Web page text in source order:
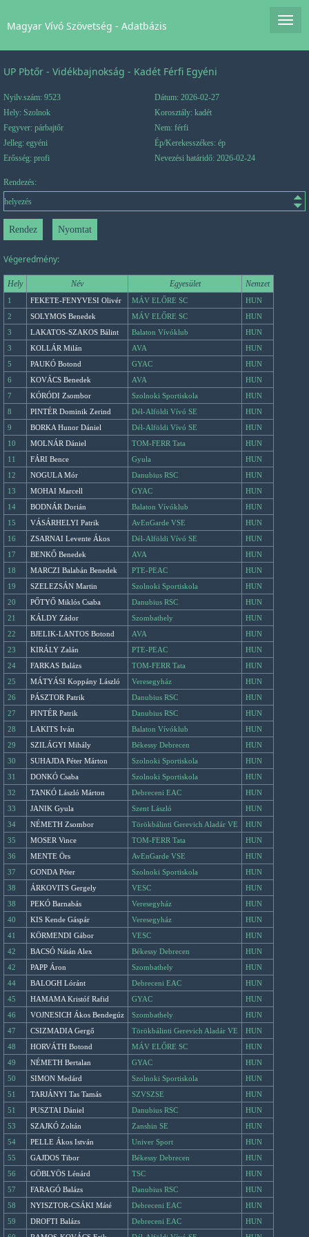
Magyar Vívó Szövetség - Adatbázis
UP Pbtőr - Vidékbajnokság - Kadét Férfi Egyéni
Nyilv.szám: 9523
Dátum: 2026-02-27
Hely: Szolnok
Korosztály: kadét
Fegyver: párbajtőr
Nem: férfi
Jelleg: egyéni
Ép/Kerekesszékes: ép
Erősség: profi
Nevezési határidő: 2026-02-24
Rendezés:
Végeredmény:
Hely Név Egyesület Nemzet
1 FEKETE-FENYVESI Olivér MÁV ELŐRE SC
HUN
2
SOLYMOS Benedek MÁV ELŐRE SC
HUN
3
LAKATOS-SZAKOS Bálint Balaton Vívóklub
HUN
3
KOLLÁR Milán AVA
HUN
5
PAUKÓ Botond GYAC
HUN
6
KOVÁCS Benedek AVA
HUN
7
KÓRÓDI Zsombor Szolnoki Sportiskola
HUN
8
PINTÉR Dominik Zerind Dél-Alföldi Vívó SE
HUN
9
BORKA Hunor Dániel Dél-Alföldi Vívó SE
HUN
10
MOLNÁR Dániel TOM-FERR Tata
HUN
11
FÁRI Bence Gyula
HUN
12
NOGULA Mór Danubius RSC
HUN
13
MOHAI Marcell GYAC
HUN
14
BODNÁR Dorián Balaton Vívóklub
HUN
15
VÁSÁRHELYI Patrik AvEnGarde VSE
HUN
16
ZSARNAI Levente Ákos Dél-Alföldi Vívó SE
HUN
17
BENKŐ Benedek AVA
HUN
18
MARCZI Balabán Benedek PTE-PEAC
HUN
19
SZELEZSÁN Martin Szolnoki Sportiskola
HUN
20
PŐTYŐ Miklós Csaba Danubius RSC
HUN
21
KÁLDY Zádor Szombathely
HUN
22
BJELIK-LANTOS Botond AVA
HUN
23
KIRÁLY Zalán PTE-PEAC
HUN
24
FARKAS Balázs TOM-FERR Tata
HUN
25
MÁTYÁSI Koppány László Veresegyház
HUN
26
PÁSZTOR Patrik Danubius RSC
HUN
27
PINTÉR Patrik Danubius RSC
HUN
28
LAKITS Iván Balaton Vívóklub
HUN
29
SZILÁGYI Mihály Békessy Debrecen
HUN
30
SUHAJDA Péter Márton Szolnoki Sportiskola
HUN
31
DONKÓ Csaba Szolnoki Sportiskola
HUN
32
TANKÓ László Márton Debreceni EAC
HUN
33
JANIK Gyula Szent László
HUN
34
NÉMETH Zsombor Törökbálinti Gerevich Aladár VE
HUN
35
MOSER Vince TOM-FERR Tata
HUN
36
MENTE Örs AvEnGarde VSE
HUN
37
GONDA Péter Szolnoki Sportiskola
HUN
38
ÁRKOVITS Gergely VESC
HUN
38
PEKÓ Barnabás Veresegyház
HUN
40
KIS Kende Gáspár Veresegyház
HUN
41
KÖRMENDI Gábor VESC
HUN
42
BACSÓ Nátán Alex Békessy Debrecen
HUN
42
PAPP Áron Szombathely
HUN
44
BALOGH Lóránt Debreceni EAC
HUN
45
HAMAMA Kristóf Rafid GYAC
HUN
46
VOJNESICH Ákos Bendegúz Szombathely
HUN
47
CSIZMADIA Gergő Törökbálinti Gerevich Aladár VE
HUN
48
HORVÁTH Botond MÁV ELŐRE SC
HUN
49
NÉMETH Bertalan GYAC
HUN
50
SIMON Medárd Szolnoki Sportiskola
HUN
51
TARJÁNYI Tas Tamás SZVSZSE
HUN
51
PUSZTAI Dániel Danubius RSC
HUN
53
SZAJKÓ Zoltán Zanshin SE
HUN
54
PELLE Ákos István Univer Sport
HUN
55
GAJDOS Tibor Békessy Debrecen
HUN
56
GÖBLYÖS Lénárd TSC
HUN
57
FARAGÓ Balázs Danubius RSC
HUN
58
NYISZTOR-CSÁKI Máté Debreceni EAC
HUN
59
DROFTI Balázs Debreceni EAC
HUN